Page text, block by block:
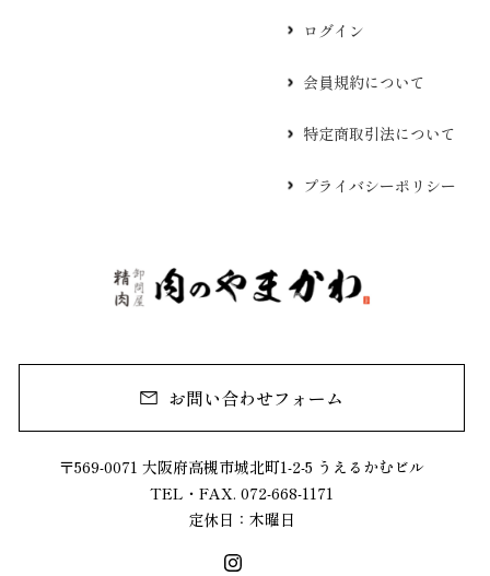
お問い合わせフォーム
〒569-0071 大阪府高槻市城北町1-2-5 うえるかむビル
TEL・FAX. 072-668-1171
定休日：木曜日
ログイン
会員規約について
特定商取引法について
プライバシーポリシー